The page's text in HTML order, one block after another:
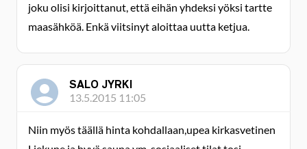
joku olisi kirjoittanut, että eihän yhdeksi yöksi tartte
maasähköä. Enkä viitsinyt aloittaa uutta ketjua.
SALO JYRKI
13.5.2015 11:05
Niin myös täällä hinta kohdallaan,upea kirkasvetinen